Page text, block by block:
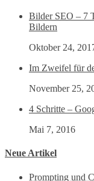
Bilder SEO – 7
Bildern
Oktober 24,
Im Zweifel für
November 25,
4 Schritte –
Mai 7, 2016
Neue Artikel
Prompting und